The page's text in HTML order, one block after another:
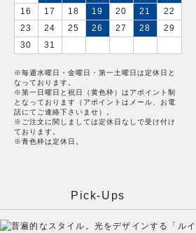
16
17 18 19 20 21
22
23
24 25 26 27 28
29
30
31
※毎週水曜日・金曜日・第一土曜日は定休日と
なっております。
※第一日曜日と祝日（黄色枠）はアポイント制
となっております（アポイントはメール、お電
話にてご連絡下さいませ）。
※ご注文に関しましては定休日なしで受け付け
ております。
※青色枠は定休日。
Pick-Ups